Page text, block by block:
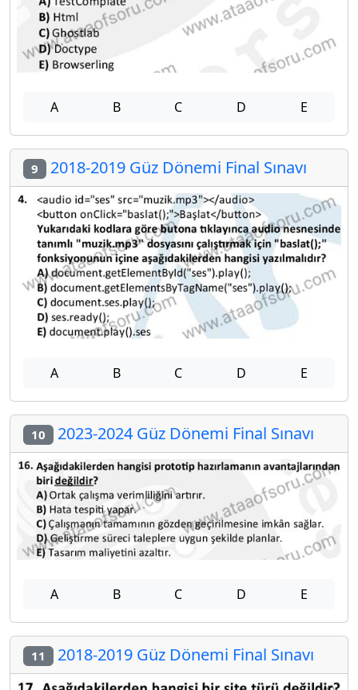
A B C D E
9 2018-2019 Güz Dönemi Final Sınavı
A B C D E
10 2023-2024 Güz Dönemi Final Sınavı
A B C D E
11 2018-2019 Güz Dönemi Final Sınavı